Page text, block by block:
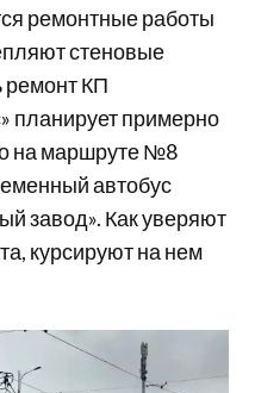
ремонтные работы
стеновые
ремонт КП
планирует примерно
на маршруте №8
автобус
завод». Как уверяют
курсируют на нем